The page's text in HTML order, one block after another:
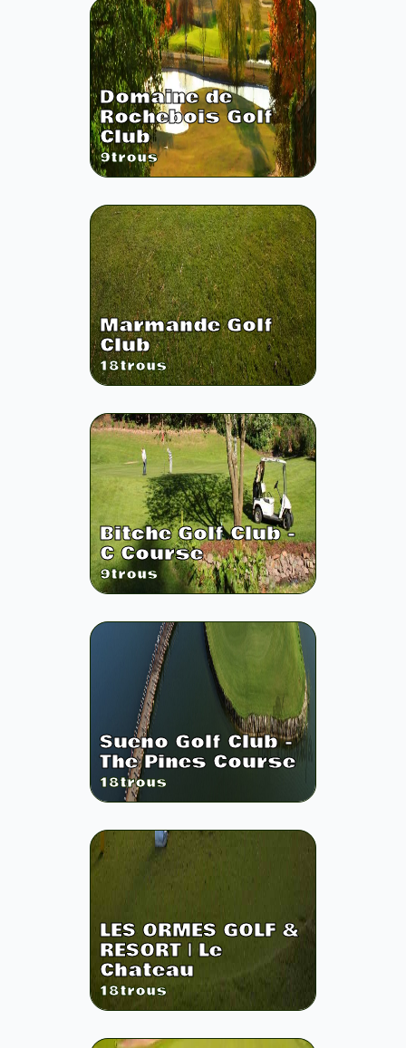
Domaine de
Rochebois Golf
Club
9trous
Marmande Golf
Club
18trous
Bitche Golf Club -
C Course
9trous
Sueno Golf Club -
The Pines Course
18trous
LES ORMES GOLF &
RESORT | Le
Chateau
18trous